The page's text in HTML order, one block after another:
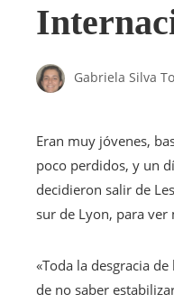
Gabriela Silva
Eran muy jóvenes,
poco perdidos, y un
decidieron salir de
sur de Lyon, para
«Toda la desgracia
de no saber